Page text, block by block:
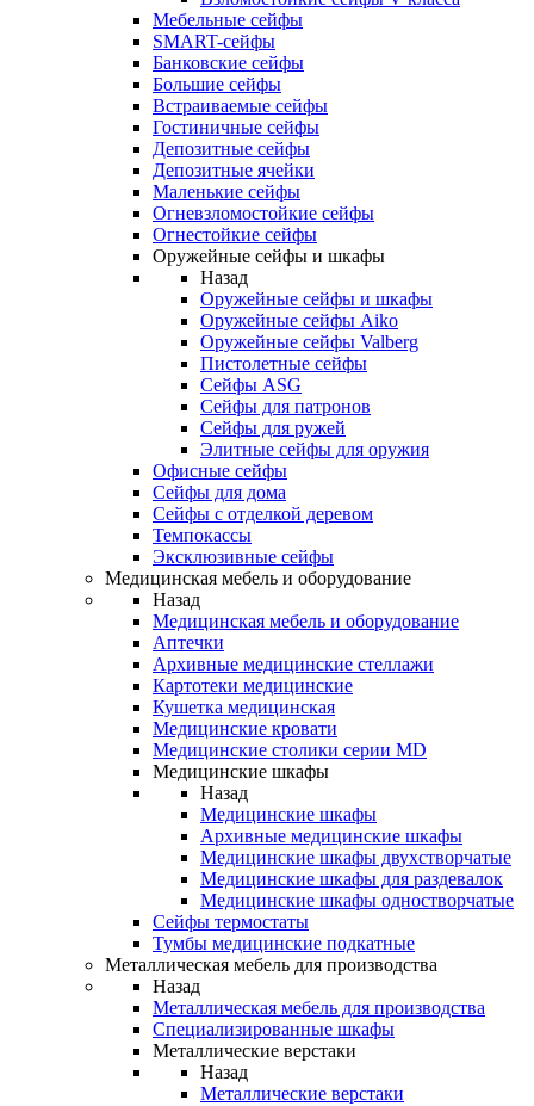
Мебельные сейфы
SMART-сейфы
Банковские сейфы
Большие сейфы
Встраиваемые сейфы
Гостиничные сейфы
Депозитные сейфы
Депозитные ячейки
Маленькие сейфы
Огневзломостойкие сейфы
Огнестойкие сейфы
Оружейные сейфы и шкафы
Назад
Оружейные сейфы и шкафы
Оружейные сейфы Aiko
Оружейные сейфы Valberg
Пистолетные сейфы
Сейфы ASG
Сейфы для патронов
Сейфы для ружей
Элитные сейфы для оружия
Офисные сейфы
Сейфы для дома
Сейфы с отделкой деревом
Темпокассы
Эксклюзивные сейфы
Медицинская мебель и оборудование
Назад
Медицинская мебель и оборудование
Аптечки
Архивные медицинские стеллажи
Картотеки медицинские
Кушетка медицинская
Медицинские кровати
Медицинские столики серии MD
Медицинские шкафы
Назад
Медицинские шкафы
Архивные медицинские шкафы
Медицинские шкафы двухстворчатые
Медицинские шкафы для раздевалок
Медицинские шкафы одностворчатые
Сейфы термостаты
Тумбы медицинские подкатные
Металлическая мебель для производства
Назад
Металлическая мебель для производства
Cпециализированные шкафы
Металлические верстаки
Назад
Металлические верстаки